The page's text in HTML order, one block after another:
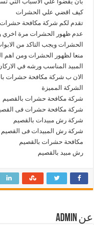
كيف اقضي علي الحشرات
تقدم لكم شركة مكافحة حشرات
عدم ظهور الحشرات مرة اخري
الحشرات ويجب التاكد من
منعا لظهور الحشرات ومن اهم
المبيد المناسب ورشه في
الان ب شركة مكافحة حشرات
الشركة المميزة
شركة مكافحة حشرات بالقصيم
شركة مكافحة حشرات فى
شركة رش مبيدات بالقصيم
شركة رش المبيدات فى القصيم
مكافحة حشرات بالقصيم
رش مبيد بالقصيم
عن admin